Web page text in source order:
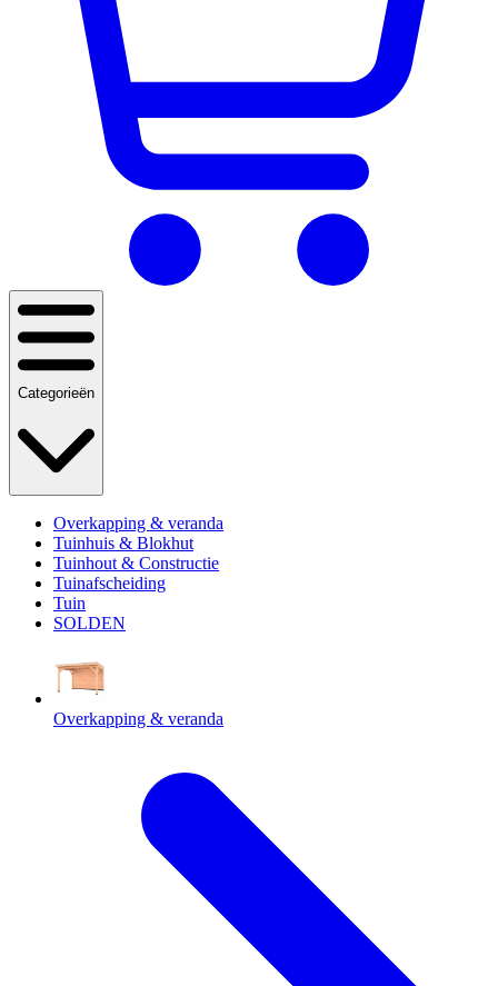
Categorieën
Overkapping & veranda
Tuinhuis & Blokhut
Tuinhout & Constructie
Tuinafscheiding
Tuin
SOLDEN
Overkapping & veranda